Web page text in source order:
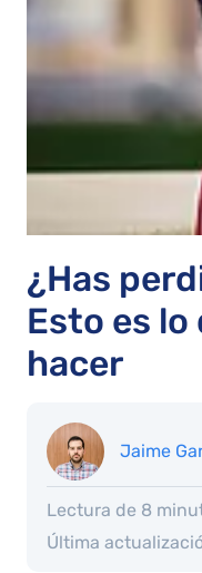
¿Has
Esto es lo
hacer
Jaime
Lectura de 8
Última